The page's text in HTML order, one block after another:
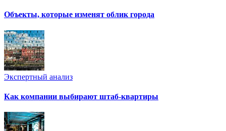
Объекты, которые изменят облик города
Экспертный анализ
Как компании выбирают штаб-квартиры